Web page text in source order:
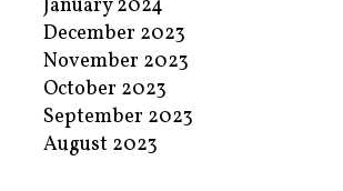
January 2024
December 2023
November 2023
October 2023
September 2023
August 2023